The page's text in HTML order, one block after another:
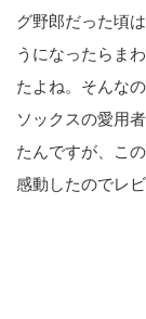
グ野郎だった頃
うになったらま
たよね。そんな
ソックスの愛用
たんですが、こ
感動したのでレビ